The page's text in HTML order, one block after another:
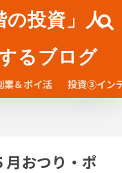
の投資」人
るブログ
＆ポイ活 投資③イン
月おつり・ポ